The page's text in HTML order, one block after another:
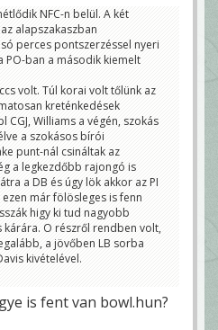
NFC-n belül. A két
alapszakaszban
perces pontszerzéssel nyeri
PO-ban a második kiemelt
volt. Túl korai volt tőlünk az
kreténkedések
CGJ, Williams a végén, szokás
a szokásos bírói
punt-nál csináltak az
a legkezdőbb rajongó is
a DB és úgy lök akkor az PI
már fölösleges is fenn
higy ki tud nagyobb
kárára. O részről rendben volt,
a jövőben LB sorba
kivételével.
is fent van bowl.hun?